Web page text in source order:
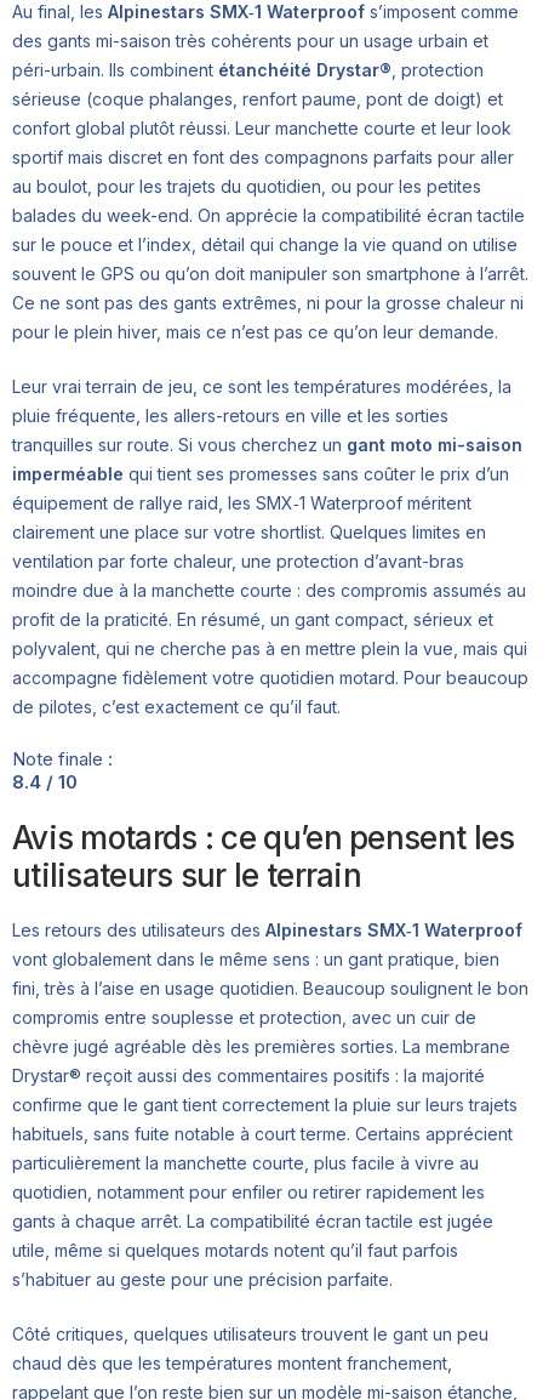
Au final, les Alpinestars SMX‑1 Waterproof s’imposent comme
des gants mi-saison très cohérents pour un usage urbain et
péri-urbain. Ils combinent étanchéité Drystar®, protection
sérieuse (coque phalanges, renfort paume, pont de doigt) et
confort global plutôt réussi. Leur manchette courte et leur look
sportif mais discret en font des compagnons parfaits pour aller
au boulot, pour les trajets du quotidien, ou pour les petites
balades du week-end. On apprécie la compatibilité écran tactile
sur le pouce et l’index, détail qui change la vie quand on utilise
souvent le GPS ou qu’on doit manipuler son smartphone à l’arrêt.
Ce ne sont pas des gants extrêmes, ni pour la grosse chaleur ni
pour le plein hiver, mais ce n’est pas ce qu’on leur demande.
Leur vrai terrain de jeu, ce sont les températures modérées, la
pluie fréquente, les allers-retours en ville et les sorties
tranquilles sur route. Si vous cherchez un gant moto mi-saison
imperméable qui tient ses promesses sans coûter le prix d’un
équipement de rallye raid, les SMX‑1 Waterproof méritent
clairement une place sur votre shortlist. Quelques limites en
ventilation par forte chaleur, une protection d’avant-bras
moindre due à la manchette courte : des compromis assumés au
profit de la praticité. En résumé, un gant compact, sérieux et
polyvalent, qui ne cherche pas à en mettre plein la vue, mais qui
accompagne fidèlement votre quotidien motard. Pour beaucoup
de pilotes, c’est exactement ce qu’il faut.
Note finale :
8.4 / 10
Avis motards : ce qu’en pensent les
utilisateurs sur le terrain
Les retours des utilisateurs des Alpinestars SMX‑1 Waterproof
vont globalement dans le même sens : un gant pratique, bien
fini, très à l’aise en usage quotidien. Beaucoup soulignent le bon
compromis entre souplesse et protection, avec un cuir de
chèvre jugé agréable dès les premières sorties. La membrane
Drystar® reçoit aussi des commentaires positifs : la majorité
confirme que le gant tient correctement la pluie sur leurs trajets
habituels, sans fuite notable à court terme. Certains apprécient
particulièrement la manchette courte, plus facile à vivre au
quotidien, notamment pour enfiler ou retirer rapidement les
gants à chaque arrêt. La compatibilité écran tactile est jugée
utile, même si quelques motards notent qu’il faut parfois
s’habituer au geste pour une précision parfaite.
Côté critiques, quelques utilisateurs trouvent le gant un peu
chaud dès que les températures montent franchement,
rappelant que l’on reste bien sur un modèle mi-saison étanche,